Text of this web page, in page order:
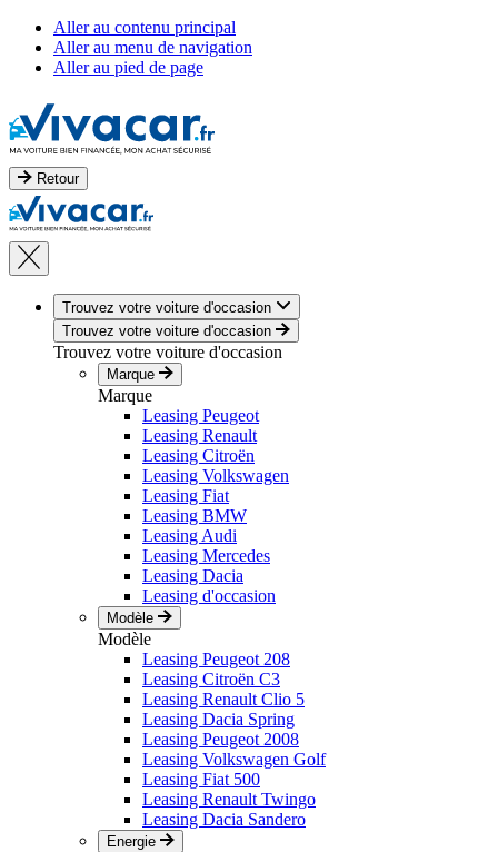
Aller au contenu principal
Aller au menu de navigation
Aller au pied de page
Retour
Trouvez votre voiture d'occasion
Trouvez votre voiture d'occasion
Trouvez votre voiture d'occasion
Marque
Marque
Leasing Peugeot
Leasing Renault
Leasing Citroën
Leasing Volkswagen
Leasing Fiat
Leasing BMW
Leasing Audi
Leasing Mercedes
Leasing Dacia
Leasing d'occasion
Modèle
Modèle
Leasing Peugeot 208
Leasing Citroën C3
Leasing Renault Clio 5
Leasing Dacia Spring
Leasing Peugeot 2008
Leasing Volkswagen Golf
Leasing Fiat 500
Leasing Renault Twingo
Leasing Dacia Sandero
Energie